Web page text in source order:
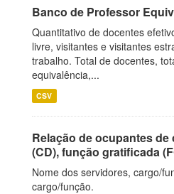
Banco de Professor
Quantitativo de docentes
livre, visitantes e visitantes
trabalho. Total de docentes,
equivalência,...
CSV
Relação de ocupantes de
(CD), função gratificada
Nome dos servidores, cargo/
cargo/função.